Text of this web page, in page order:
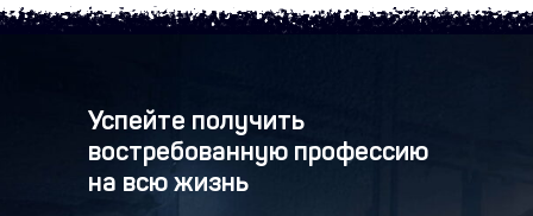
Успейте получить
востребованную профессию
на всю жизнь